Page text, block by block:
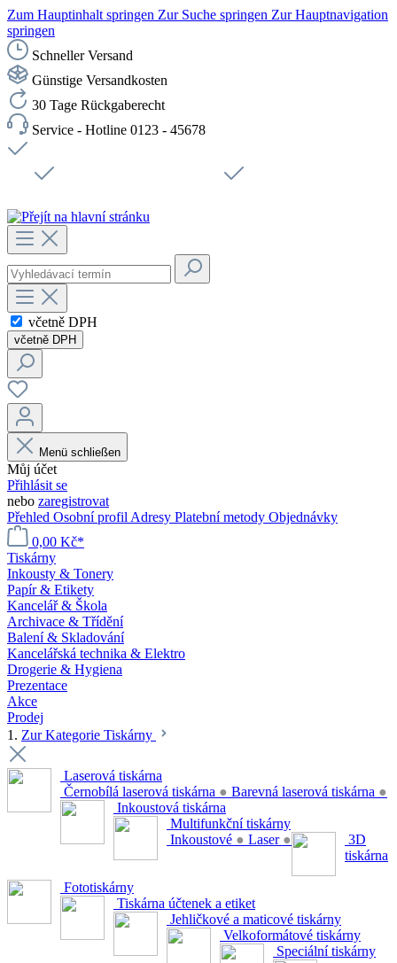
Zum Hauptinhalt springen Zur Suche springen Zur Hauptnavigation
springen
Schneller Versand
Günstige Versandkosten
30 Tage Rückgaberecht
Service - Hotline 0123 - 45678
včetně DPH
včetně DPH
Menü schließen
Můj účet
Přihlásit se
nebo zaregistrovat
Přehled Osobní profil Adresy Platební metody Objednávky
0,00 Kč*
Tiskárny
Inkousty & Tonery
Papír & Etikety
Kancelář & Škola
Archivace & Třídění
Balení & Skladování
Kancelářská technika & Elektro
Drogerie & Hygiena
Prezentace
Akce
Prodej
1. Zur Kategorie Tiskárny
Laserová tiskárna
Černobílá laserová tiskárna ● Barevná laserová tiskárna ●
Inkoustová tiskárna
Multifunkční tiskárny
Inkoustové ● Laser ●
3D
tiskárna
Fototiskárny
Tiskárna účtenek a etiket
Jehličkové a maticové tiskárny
Velkoformátové tiskárny
Speciální tiskárny